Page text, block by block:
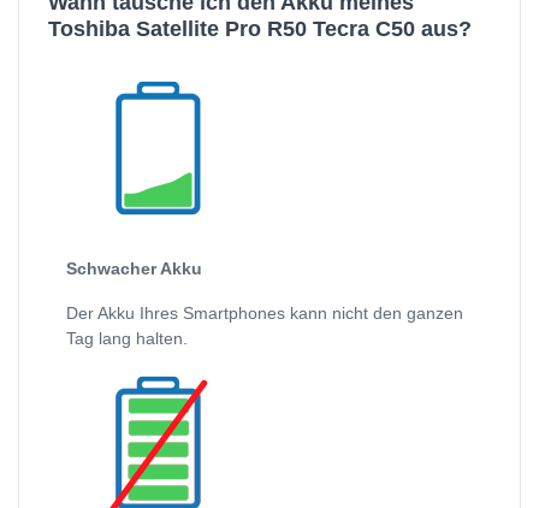
Toshiba Satellite Pro R50 Tecra C50 aus?
Schwacher Akku
Der Akku Ihres Smartphones kann nicht den ganzen
Tag lang halten.